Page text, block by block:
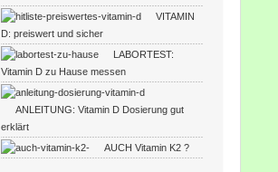
VITAMIN
D: preiswert und sicher
LABORTEST:
Vitamin D zu Hause messen
ANLEITUNG: Vitamin D Dosierung gut
erklärt
AUCH Vitamin K2 ?